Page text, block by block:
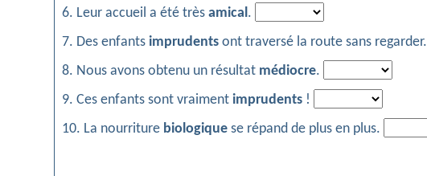
6. Leur accueil a été trèsamical .
7. Des enfantsimprudents ont traversé la route sans regarder.
8. Nous avons obtenu un résultat médiocre.
9. Ces enfants sont vraimentimprudents !
10. La nourriture biologique se répand de plus en plus.